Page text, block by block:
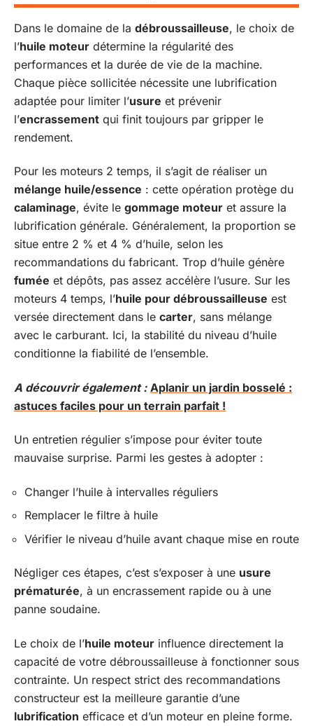
Dans le domaine de la débroussailleuse, le choix de
l’huile moteur détermine la régularité des
performances et la durée de vie de la machine.
Chaque pièce sollicitée nécessite une lubrification
adaptée pour limiter l’usure et prévenir
l’encrassement qui finit toujours par gripper le
rendement.
Pour les moteurs 2 temps, il s’agit de réaliser un
mélange huile/essence : cette opération protège du
calaminage, évite le gommage moteur et assure la
lubrification générale. Généralement, la proportion se
situe entre 2 % et 4 % d’huile, selon les
recommandations du fabricant. Trop d’huile génère
fumée et dépôts, pas assez accélère l’usure. Sur les
moteurs 4 temps, l’huile pour débroussailleuse est
versée directement dans le carter, sans mélange
avec le carburant. Ici, la stabilité du niveau d’huile
conditionne la fiabilité de l’ensemble.
A découvrir également : Aplanir un jardin bosselé :
astuces faciles pour un terrain parfait !
Un entretien régulier s’impose pour éviter toute
mauvaise surprise. Parmi les gestes à adopter :
Changer l’huile à intervalles réguliers
Remplacer le filtre à huile
Vérifier le niveau d’huile avant chaque mise en route
Négliger ces étapes, c’est s’exposer à une usure
prématurée, à un encrassement rapide ou à une
panne soudaine.
Le choix de l’huile moteur influence directement la
capacité de votre débroussailleuse à fonctionner sous
contrainte. Un respect strict des recommandations
constructeur est la meilleure garantie d’une
lubrification efficace et d’un moteur en pleine forme.